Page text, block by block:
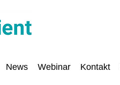
News Webinar Kontakt